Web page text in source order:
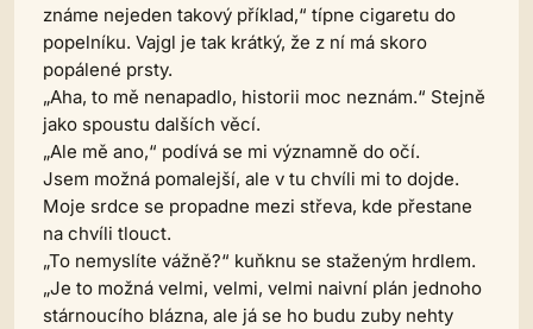
známe nejeden takový příklad,“ típne cigaretu do
popelníku. Vajgl je tak krátký, že z ní má skoro
popálené prsty.
„Aha, to mě nenapadlo, historii moc neznám.“ Stejně
jako spoustu dalších věcí.
„Ale mě ano,“ podívá se mi významně do očí.
Jsem možná pomalejší, ale v tu chvíli mi to dojde.
Moje srdce se propadne mezi střeva, kde přestane
na chvíli tlouct.
„To nemyslíte vážně?“ kuňknu se staženým hrdlem.
„Je to možná velmi, velmi, velmi naivní plán jednoho
stárnoucího blázna, ale já se ho budu zuby nehty